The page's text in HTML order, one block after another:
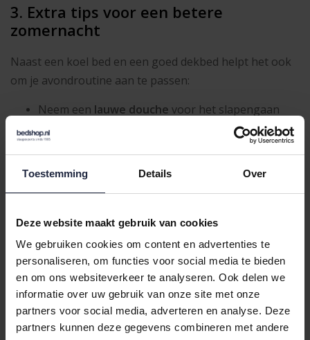
Toestemming Details Over
Deze website maakt gebruik van cookies
We gebruiken cookies om content en advertenties te
personaliseren, om functies voor social media te bieden
en om ons websiteverkeer te analyseren. Ook delen we
informatie over uw gebruik van onze site met onze
partners voor social media, adverteren en analyse. Deze
partners kunnen deze gegevens combineren met andere
3. Extra tips voor een betere
zomernacht
Naast een koel bed en een goed dekbed helpt het ook
om je avondroutine aan te passen:
Neem een lauwe douche voor het slapengaan
(kouder werkt averechts!)
Eet licht envermijdalcoholvlak voor het slapen
helpt!
Slaap lekker, ook in de zomer